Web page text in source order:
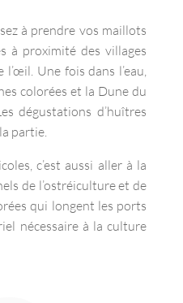
à prendre vos maillots
à proximité des villages
Une fois dans l’eau,
colorées et la Dune du
dégustations d’huîtres
partie.
c’est aussi aller à la
de l’ostréiculture et de
qui longent les ports
nécessaire à la culture